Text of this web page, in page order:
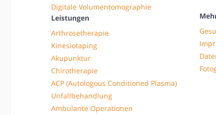
Digitale Volumentomographie
Leistungen
Arthrosetherapie
Kinesiotaping
Akupunktur
Chirotherapie
ACP (Autologous Conditioned Plasma)
Unfallbehandlung
Ambulante Operationen